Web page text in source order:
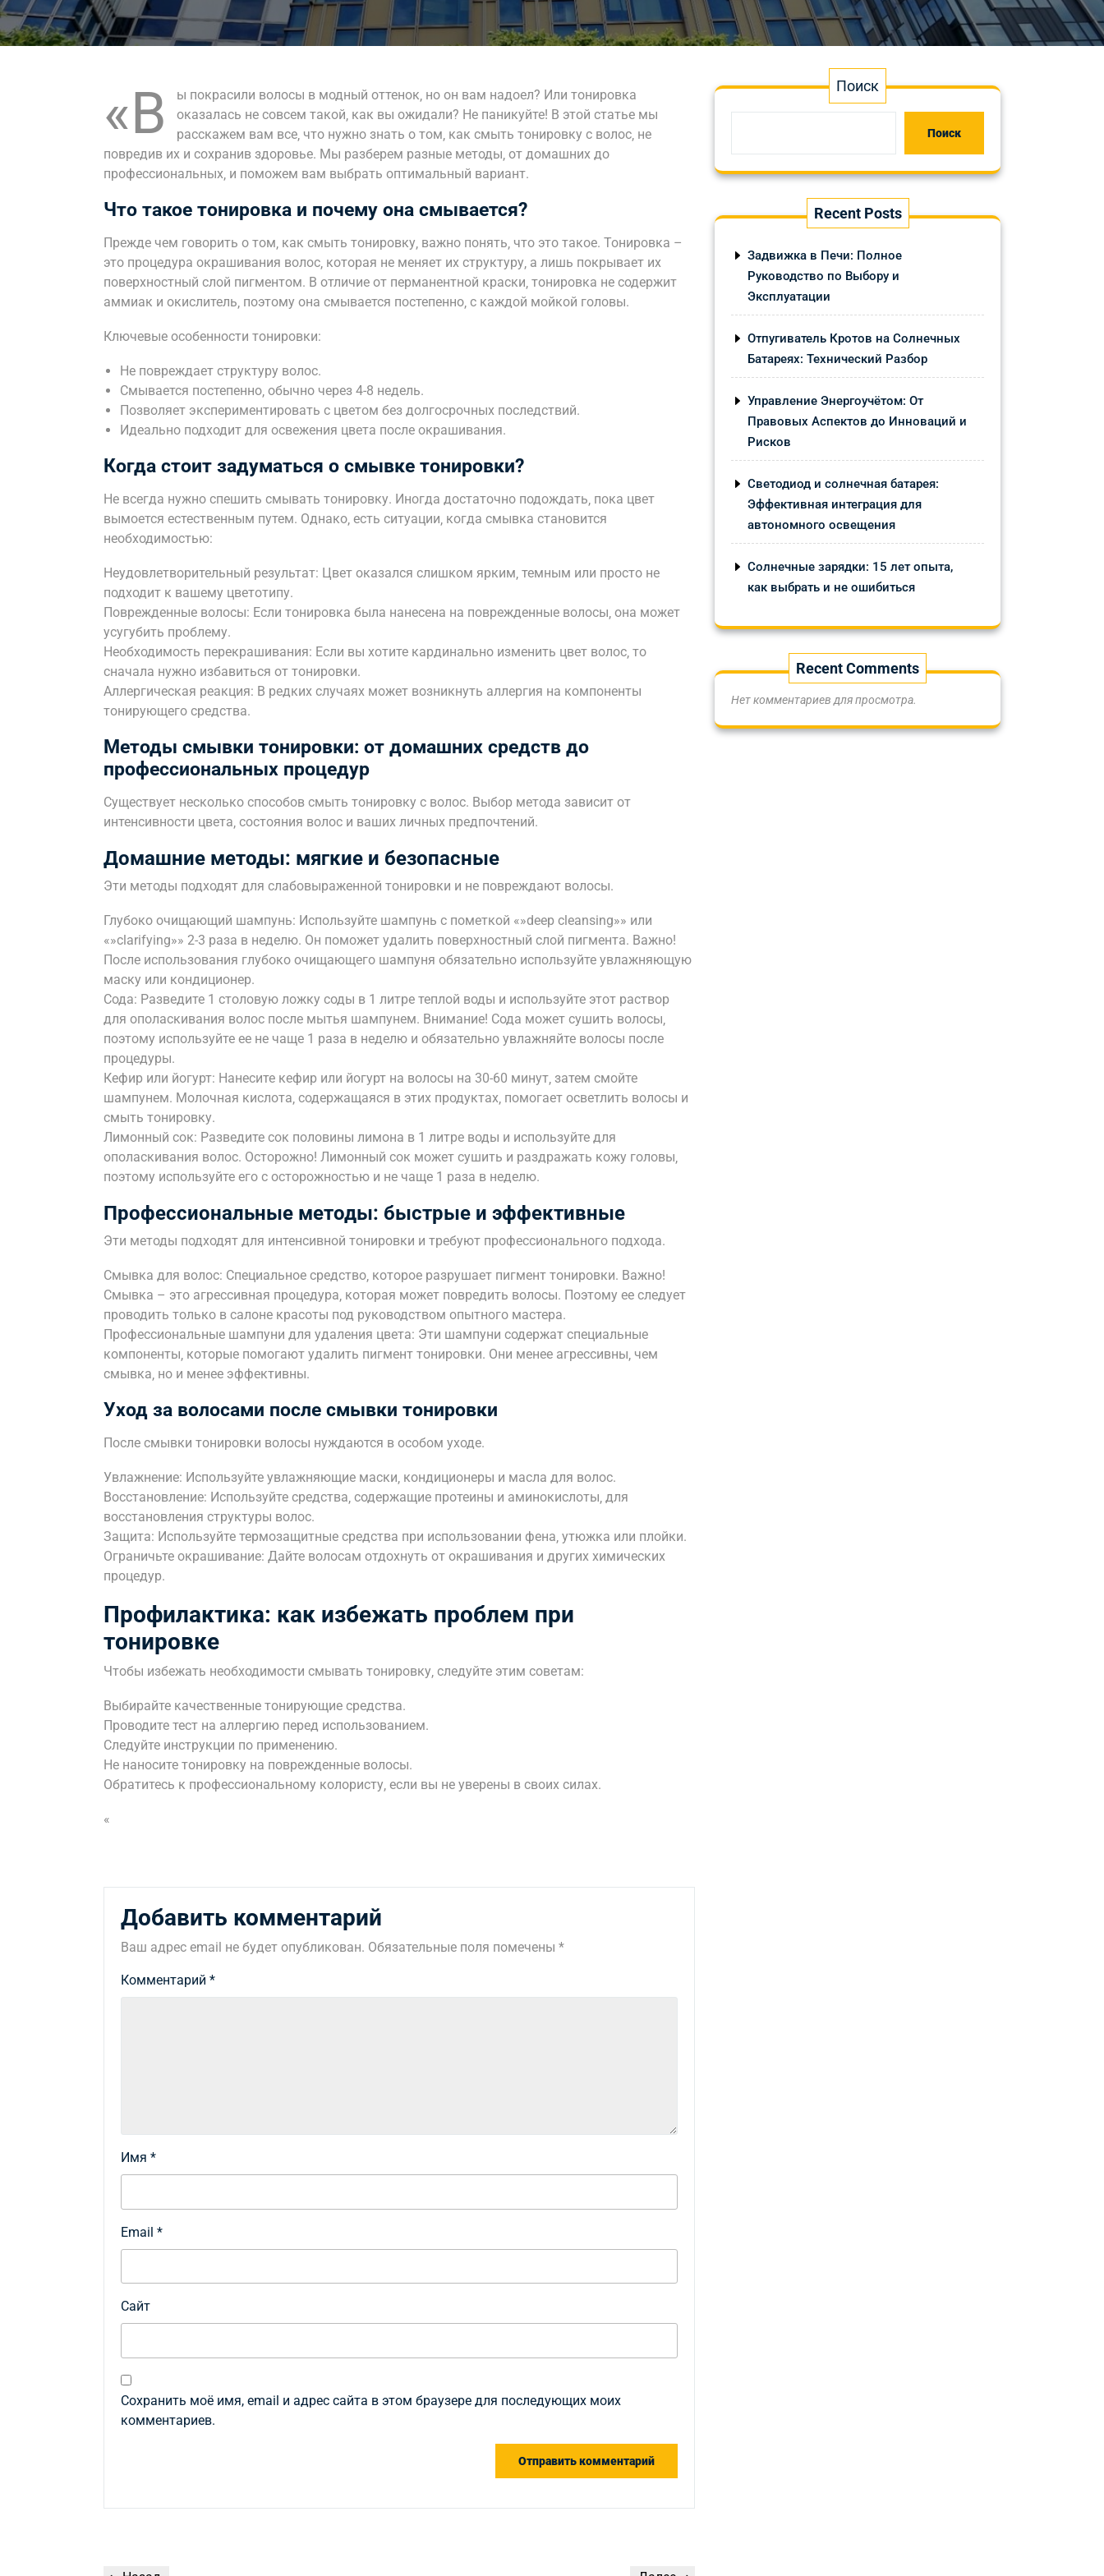
«В
ы покрасили волосы в модный оттенок‚ но он вам надоел? Или тонировка
оказалась не совсем такой‚ как вы ожидали? Не паникуйте! В этой статье мы
расскажем вам все‚ что нужно знать о том‚ как смыть тонировку с волос‚ не
повредив их и сохранив здоровье. Мы разберем разные методы‚ от домашних до
профессиональных‚ и поможем вам выбрать оптимальный вариант.
Что такое тонировка и почему она смывается?
Прежде чем говорить о том‚ как смыть тонировку‚ важно понять‚ что это такое. Тонировка –
это процедура окрашивания волос‚ которая не меняет их структуру‚ а лишь покрывает их
поверхностный слой пигментом. В отличие от перманентной краски‚ тонировка не содержит
аммиак и окислитель‚ поэтому она смывается постепенно‚ с каждой мойкой головы.
Ключевые особенности тонировки:
Не повреждает структуру волос.
Смывается постепенно‚ обычно через 4-8 недель.
Позволяет экспериментировать с цветом без долгосрочных последствий.
Идеально подходит для освежения цвета после окрашивания.
Когда стоит задуматься о смывке тонировки?
Не всегда нужно спешить смывать тонировку. Иногда достаточно подождать‚ пока цвет
вымоется естественным путем. Однако‚ есть ситуации‚ когда смывка становится
необходимостью:
Неудовлетворительный результат: Цвет оказался слишком ярким‚ темным или просто не
подходит к вашему цветотипу.
Поврежденные волосы: Если тонировка была нанесена на поврежденные волосы‚ она может
усугубить проблему.
Необходимость перекрашивания: Если вы хотите кардинально изменить цвет волос‚ то
сначала нужно избавиться от тонировки.
Аллергическая реакция: В редких случаях может возникнуть аллергия на компоненты
тонирующего средства.
Методы смывки тонировки: от домашних средств до
профессиональных процедур
Существует несколько способов смыть тонировку с волос. Выбор метода зависит от
интенсивности цвета‚ состояния волос и ваших личных предпочтений.
Домашние методы: мягкие и безопасные
Эти методы подходят для слабовыраженной тонировки и не повреждают волосы.
Глубоко очищающий шампунь: Используйте шампунь с пометкой «»deep cleansing»» или
«»clarifying»» 2-3 раза в неделю. Он поможет удалить поверхностный слой пигмента. Важно!
После использования глубоко очищающего шампуня обязательно используйте увлажняющую
маску или кондиционер.
Сода: Разведите 1 столовую ложку соды в 1 литре теплой воды и используйте этот раствор
для ополаскивания волос после мытья шампунем. Внимание! Сода может сушить волосы‚
поэтому используйте ее не чаще 1 раза в неделю и обязательно увлажняйте волосы после
процедуры.
Кефир или йогурт: Нанесите кефир или йогурт на волосы на 30-60 минут‚ затем смойте
шампунем. Молочная кислота‚ содержащаяся в этих продуктах‚ помогает осветлить волосы и
смыть тонировку.
Лимонный сок: Разведите сок половины лимона в 1 литре воды и используйте для
ополаскивания волос. Осторожно! Лимонный сок может сушить и раздражать кожу головы‚
поэтому используйте его с осторожностью и не чаще 1 раза в неделю.
Профессиональные методы: быстрые и эффективные
Эти методы подходят для интенсивной тонировки и требуют профессионального подхода.
Смывка для волос: Специальное средство‚ которое разрушает пигмент тонировки. Важно!
Смывка – это агрессивная процедура‚ которая может повредить волосы. Поэтому ее следует
проводить только в салоне красоты под руководством опытного мастера.
Профессиональные шампуни для удаления цвета: Эти шампуни содержат специальные
компоненты‚ которые помогают удалить пигмент тонировки. Они менее агрессивны‚ чем
смывка‚ но и менее эффективны.
Уход за волосами после смывки тонировки
После смывки тонировки волосы нуждаются в особом уходе.
Увлажнение: Используйте увлажняющие маски‚ кондиционеры и масла для волос.
Восстановление: Используйте средства‚ содержащие протеины и аминокислоты‚ для
восстановления структуры волос.
Защита: Используйте термозащитные средства при использовании фена‚ утюжка или плойки.
Ограничьте окрашивание: Дайте волосам отдохнуть от окрашивания и других химических
процедур.
Профилактика: как избежать проблем при
тонировке
Чтобы избежать необходимости смывать тонировку‚ следуйте этим советам:
Выбирайте качественные тонирующие средства.
Проводите тест на аллергию перед использованием.
Следуйте инструкции по применению.
Не наносите тонировку на поврежденные волосы.
Обратитесь к профессиональному колористу‚ если вы не уверены в своих силах.
«
Добавить комментарий
Ваш адрес email не будет опубликован. Обязательные поля помечены *
Комментарий *
Имя *
Email *
Сайт
Сохранить моё имя, email и адрес сайта в этом браузере для последующих моих
комментариев.
Навигация
Поиск
Поиск
Recent Posts
Задвижка в Печи: Полное
Руководство по Выбору и
Эксплуатации
Отпугиватель Кротов на Солнечных
Батареях: Технический Разбор
Управление Энергоучётом: От
Правовых Аспектов до Инноваций и
Рисков
Светодиод и солнечная батарея:
Эффективная интеграция для
автономного освещения
Солнечные зарядки: 15 лет опыта,
как выбрать и не ошибиться
Recent Comments
Нет комментариев для просмотра.